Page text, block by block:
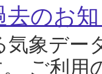
去のお
象デー
ご利用